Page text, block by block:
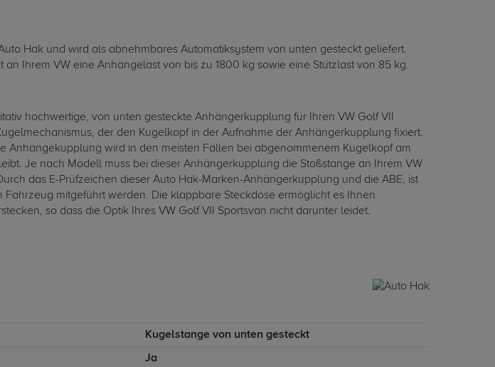
Hak und wird als abnehmbares Automatiksystem von unten gesteckt geliefert.
Ihrem VW eine Anhängelast von bis zu 1800 kg sowie eine Stützlast von 85 kg.
hochwertige, von unten gesteckte Anhängerkupplung für Ihren VW Golf VII
der den Kugelkopf in der Aufnahme der Anhängerkupplung fixiert.
Anhängekupplung wird in den meisten Fällen bei abgenommenem Kugelkopf am
Je nach Modell muss bei dieser Anhängerkupplung die Stoßstange an Ihrem VW
das E-Prüfzeichen dieser Auto Hak-Marken-Anhängerkupplung und die ABE, ist
mitgeführt werden. Die klappbare Steckdose ermöglicht es Ihnen
so dass die Optik Ihres VW Golf VII Sportsvan nicht darunter leidet.
Kugelstange von unten gesteckt
Ja